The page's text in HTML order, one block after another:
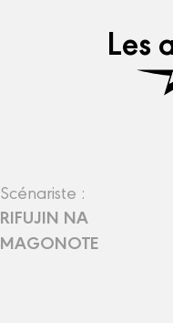
Les
Scénariste :
RIFUJIN NA
MAGONOTE